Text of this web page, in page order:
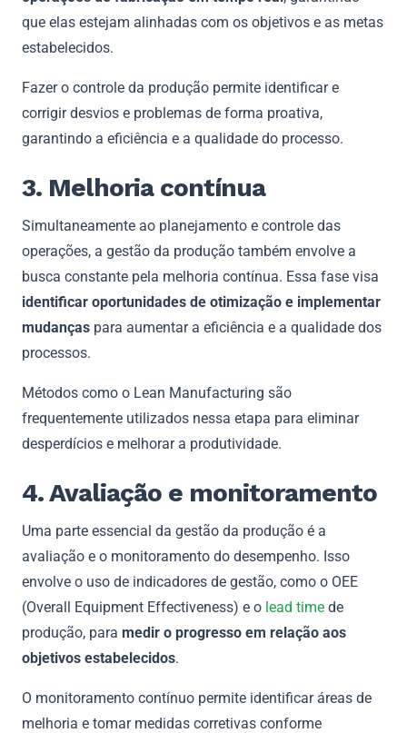
que elas estejam alinhadas com os objetivos e as metas
estabelecidos.
Fazer o controle da produção permite identificar e
corrigir desvios e problemas de forma proativa,
garantindo a eficiência e a qualidade do processo.
3. Melhoria contínua
Simultaneamente ao planejamento e controle das
operações, a gestão da produção também envolve a
busca constante pela melhoria contínua. Essa fase visa
identificar oportunidades de otimização e implementar
mudanças para aumentar a eficiência e a qualidade dos
processos.
Métodos como o Lean Manufacturing são
frequentemente utilizados nessa etapa para eliminar
desperdícios e melhorar a produtividade.
4. Avaliação e monitoramento
Uma parte essencial da gestão da produção é a
avaliação e o monitoramento do desempenho. Isso
envolve o uso de indicadores de gestão, como o OEE
(Overall Equipment Effectiveness) e o lead time de
produção, para medir o progresso em relação aos
objetivos estabelecidos.
O monitoramento contínuo permite identificar áreas de
melhoria e tomar medidas corretivas conforme